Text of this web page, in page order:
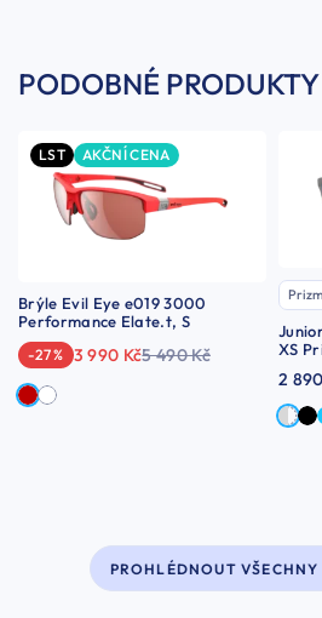
PODOBNÉ PRODUKTY
LST AKČNÍ CENA
Brýle Evil Eye e019 3000
Performance Elate.t, S
-27 % 3 990 Kč5 490 Kč
XS
2
PROHLÉDNOUT VŠECHNY